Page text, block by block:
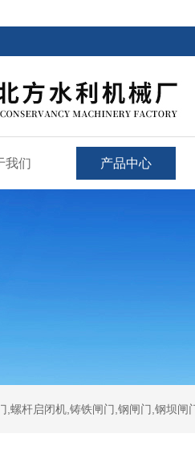
我们 产品中心
,螺杆启闭机,铸铁闸门,钢闸门,钢坝